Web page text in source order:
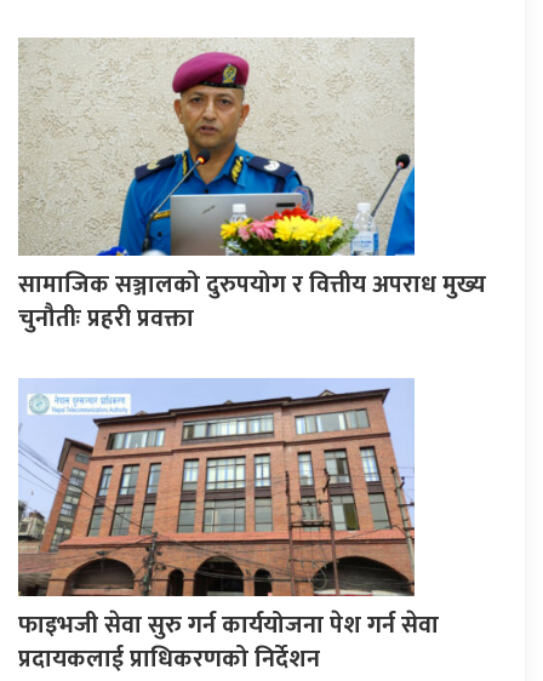
सामाजिक सञ्जालको दुरुपयोग र वित्तीय अपराध मुख्य
चुनौतीः प्रहरी प्रवक्ता
फाइभजी सेवा सुरु गर्न कार्ययोजना पेश गर्न सेवा
प्रदायकलाई प्राधिकरणको निर्देशन